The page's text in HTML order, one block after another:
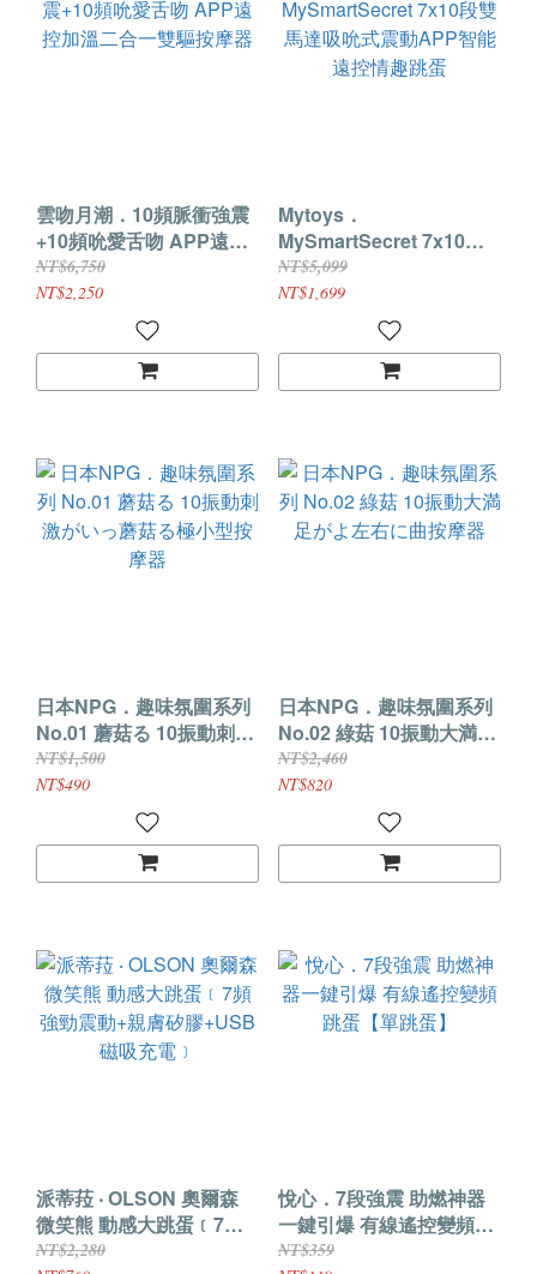
雲吻月潮．10頻脈衝強震
+10頻吮愛舌吻 APP遠控
加溫二合一雙驅按摩器
NT$6,750
NT$2,250
Mytoys．
MySmartSecret 7x10段
雙馬達吸吮式震動APP智
能遠控情趣跳蛋
NT$5,099
NT$1,699
日本NPG．趣味氛圍系列
No.01 蘑菇る 10振動刺激
がいっ蘑菇る極小型按摩
器
NT$1,500
NT$490
日本NPG．趣味氛圍系列
No.02 綠菇 10振動大満足
がよ左右に曲按摩器
NT$2,460
NT$820
派蒂菈 ‧ OLSON 奧爾森
微笑熊 動感大跳蛋﹝7頻
強勁震動+親膚矽膠+USB
NT$2,280
悅心．7段強震 助燃神器
一鍵引爆 有線遙控變頻跳
蛋【單跳蛋】
NT$359